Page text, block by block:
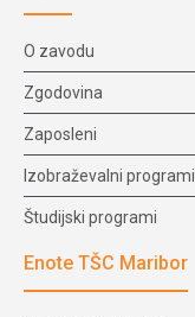
O zavodu
Zgodovina
Zaposleni
Izobraževalni programi
Študijski programi
Enote TŠC Maribor